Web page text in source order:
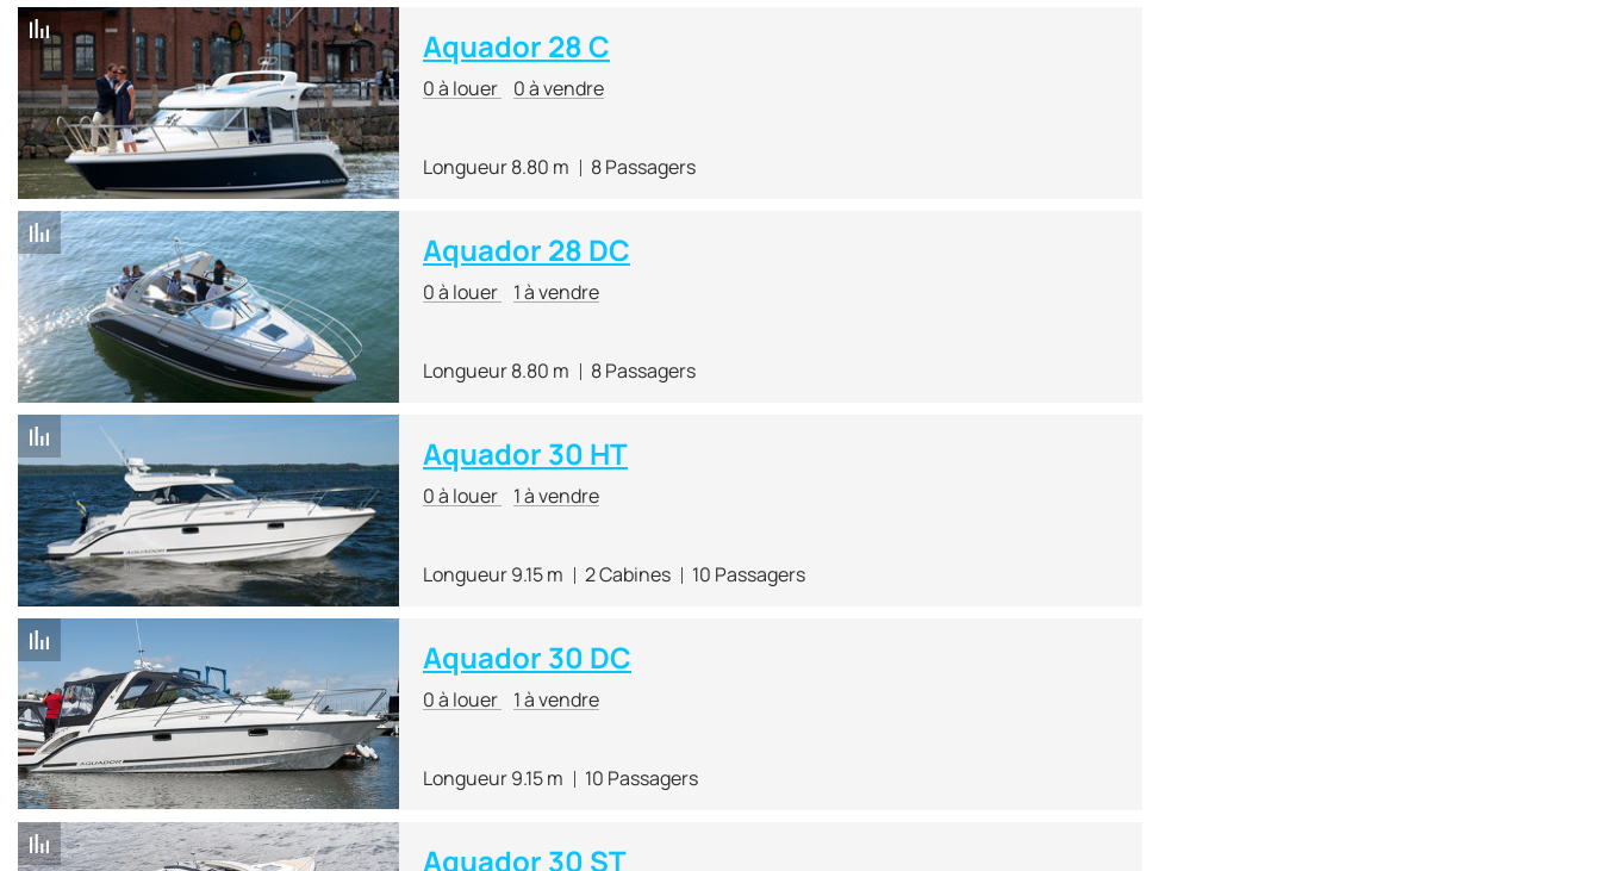
Aquador 28 C
0 à louer 0 à vendre
Longueur 8.80 m 8 Passagers
Aquador 28 DC
0 à louer 1 à vendre
Longueur 8.80 m 8 Passagers
Aquador 30 HT
0 à louer 1 à vendre
Longueur 9.15 m 2 Cabines 10 Passagers
Aquador 30 DC
0 à louer 1 à vendre
Longueur 9.15 m 10 Passagers
Aquador 30 ST